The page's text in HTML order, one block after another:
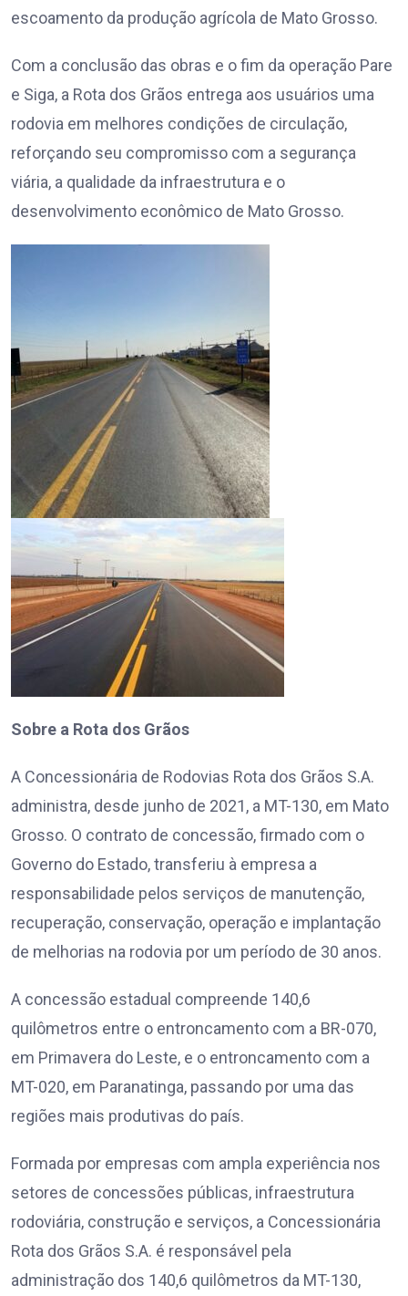
escoamento da produção agrícola de Mato Grosso.
Com a conclusão das obras e o fim da operação Pare
e Siga, a Rota dos Grãos entrega aos usuários uma
rodovia em melhores condições de circulação,
reforçando seu compromisso com a segurança
viária, a qualidade da infraestrutura e o
desenvolvimento econômico de Mato Grosso.
Sobre a Rota dos Grãos
A Concessionária de Rodovias Rota dos Grãos S.A.
administra, desde junho de 2021, a MT-130, em Mato
Grosso. O contrato de concessão, firmado com o
Governo do Estado, transferiu à empresa a
responsabilidade pelos serviços de manutenção,
recuperação, conservação, operação e implantação
de melhorias na rodovia por um período de 30 anos.
A concessão estadual compreende 140,6
quilômetros entre o entroncamento com a BR-070,
em Primavera do Leste, e o entroncamento com a
MT-020, em Paranatinga, passando por uma das
regiões mais produtivas do país.
Formada por empresas com ampla experiência nos
setores de concessões públicas, infraestrutura
rodoviária, construção e serviços, a Concessionária
Rota dos Grãos S.A. é responsável pela
administração dos 140,6 quilômetros da MT-130,